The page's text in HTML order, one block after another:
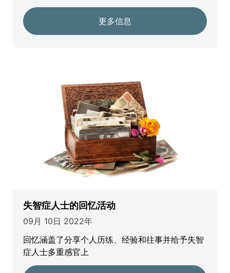
更多信息
失智症人士的回忆活动
09月 10日 2022年
回忆涵盖了分享个人历练、经验和往事并给予失智
症人士多重感官上